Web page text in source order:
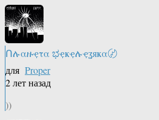
Ոሉαዙҿτα ಭҿҝҿሉҿʓяҝα〄
для Proper
2 лет назад
))